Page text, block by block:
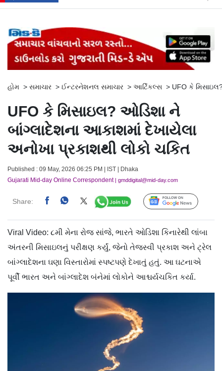
હોમ > સમાચાર > ઈન્ટરનેશનલ સમાચાર > આર્ટિકલ્સ > UFO કે
UFO કે મિસાઇલ? ઓડિશા ને
બાંગ્લાદેશના આકાશમાં દેખાયેલા
અનોખા પ્રકાશથી લોકો ચકિત
Published : 09 May, 2026 06:25 PM | IST | Dhaka
Gujarati Mid-day Online Correspondent| gmddigital@mid-day.com
Share: Follow Us
Viral Video: ૮મી મેના રોજ સાંજે, ભારતે ઓડિશા કિનારેથી લાંબા
અંતરની મિસાઇલનું પરીક્ષણ કર્યું, જેનો તેજસ્વી પ્રકાશ અને ટ્રેલ
બાંગ્લાદેશના ઘણા વિસ્તારોમાં સ્પષ્ટપણે દેખાતું હતું. આ ઘટનાએ
પૂર્વી ભારત અને બાંગ્લાદેશ બંનેમાં લોકોને આશ્ચર્યચકિત કર્યા.